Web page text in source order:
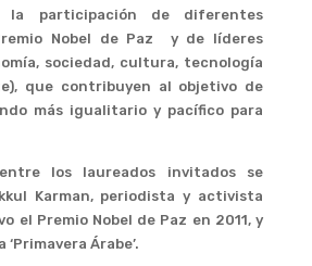
la participación de diferentes
Nobel de Paz y de líderes
sociedad, cultura, tecnología
que contribuyen al objetivo de
más igualitario y pacífico para
los laureados invitados se
Karman, periodista y activista
el Premio Nobel de Paz en 2011, y
Árabe’.